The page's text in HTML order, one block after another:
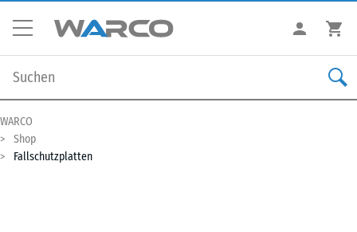
WARCO
Shop
Fallschutzplatten